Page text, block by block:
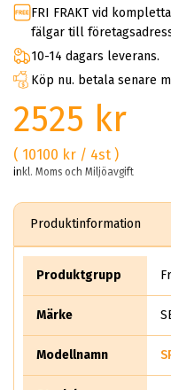
FRI FRAKT vid
fälgar till
10-14 dagars leverans.
Köp nu. betala senare
2525 kr
( 10100 kr / 4st )
inkl. Moms och Miljöavgift
Produktinformation
Produktgrupp
Märke
Modellnamn